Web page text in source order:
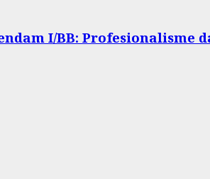
I/BB: Profesionalisme